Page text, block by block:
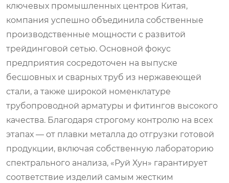
ключевых промышленных центров Китая,
компания успешно объединила собственные
производственные мощности с развитой
трейдинговой сетью. Основной фокус
предприятия сосредоточен на выпуске
бесшовных и сварных труб из нержавеющей
стали, а также широкой номенклатуре
трубопроводной арматуры и фитингов высокого
качества. Благодаря строгому контролю на всех
этапах — от плавки металла до отгрузки готовой
продукции, включая собственную лабораторию
спектрального анализа, «Руй Хун» гарантирует
соответствие изделий самым жестким